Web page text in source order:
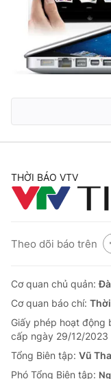
THỜI BÁO VTV
Theo dõi báo trên
Cơ quan chủ quản:
Cơ quan báo chí:
Giấy phép hoạt động
cấp ngày 29/12/2023
Tổng Biên tập: Vũ
Phó Tổng Biên tập: